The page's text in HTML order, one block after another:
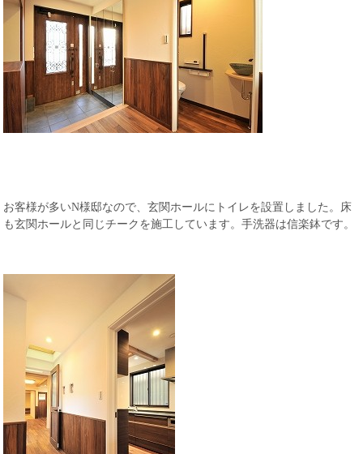
お客様が多いN様邸なので、玄関ホールにトイレを設置しました。床
も玄関ホールと同じチークを施工しています。手洗器は信楽鉢です。